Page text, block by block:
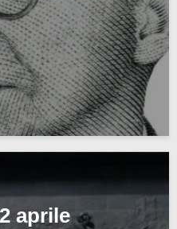
aprile